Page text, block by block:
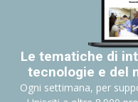
Le tematiche di
tecnologie e del
Ogni settimana, per